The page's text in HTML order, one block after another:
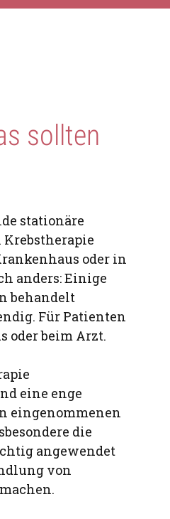
sollten
stationäre
oder in
anders: Einige
behandelt
Für Patienten
oder beim Arzt.
eine enge
eingenommenen
die
angewendet
von